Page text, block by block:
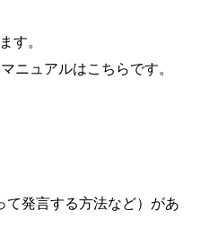
す。
ニュアルはこちらです。
発言する方法など）があ